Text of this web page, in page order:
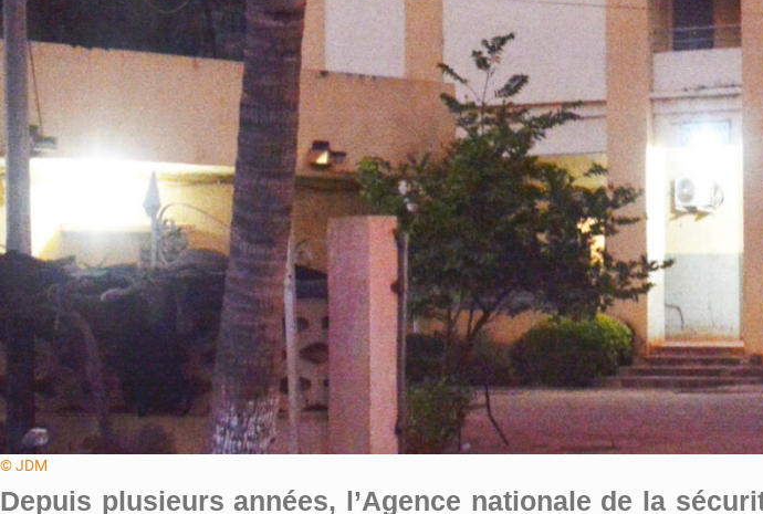
© JDM
Depuis plusieurs années, l’Agence nationale de la